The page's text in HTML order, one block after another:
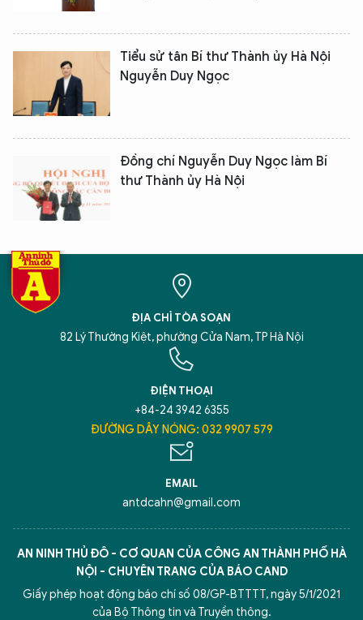
Tiểu sử tân Bí thư Thành ủy Hà Nội
Nguyễn Duy Ngọc
Đồng chí Nguyễn Duy Ngọc làm Bí
thư Thành ủy Hà Nội
ĐỊA CHỈ TÒA SOẠN
82 Lý Thường Kiệt, phường Cửa Nam, TP Hà Nội
ĐIỆN THOẠI
+84-24 3942 6355
ĐƯỜNG DÂY NÓNG: 032 9907 579
EMAIL
antdcahn@gmail.com
AN NINH THỦ ĐÔ - CƠ QUAN CỦA CÔNG AN THÀNH PHỐ HÀ
NỘI - CHUYÊN TRANG CỦA BÁO CAND
Giấy phép hoạt động báo chí số 08/GP-BTTTT, ngày 5/1/2021
của Bộ Thông tin và Truyền thông.